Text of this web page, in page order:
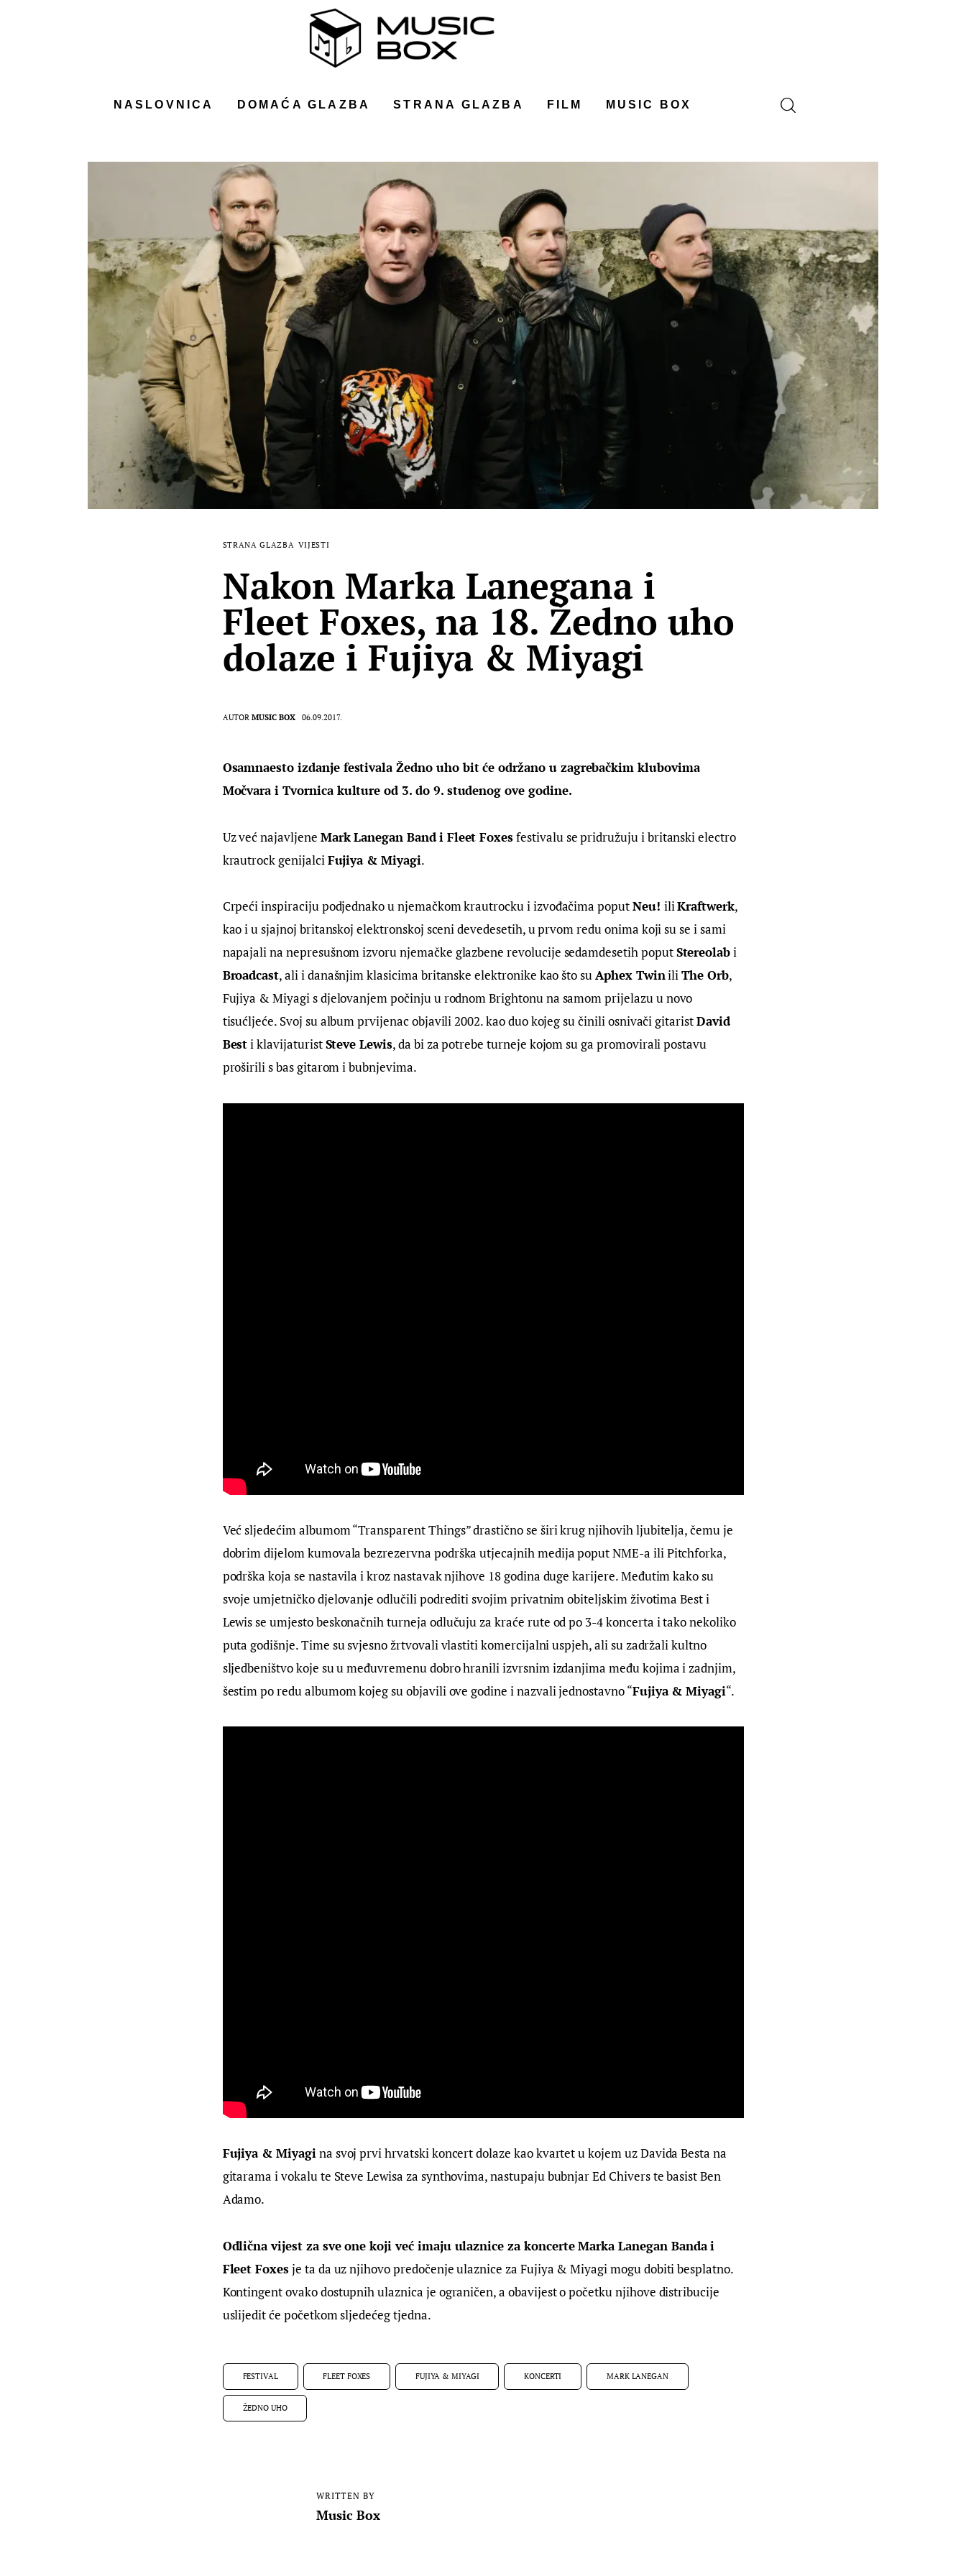
NASLOVNICA DOMAĆA GLAZBA STRANA GLAZBA FILM MUSIC BOX
STRANA GLAZBA VIJESTI
Nakon Marka Lanegana i
Fleet Foxes, na 18. Žedno uho
dolaze i Fujiya & Miyagi
AUTOR MUSIC BOX 06.09.2017.
Osamnaesto izdanje festivala Žedno uho bit će održano u zagrebačkim klubovima
Močvara i Tvornica kulture od 3. do 9. studenog ove godine.
Uz već najavljene Mark Lanegan Bandi Fleet Foxes festivalu se pridružuju i britanski electro
krautrock genijalci Fujiya & Miyagi.
Crpeći inspiraciju podjednako u njemačkom krautrocku i izvođačima poput Neu! ili Kraftwerk,
kao i u sjajnoj britanskoj elektronskoj sceni devedesetih, u prvom redu onima koji su se i sami
napajali na nepresušnom izvoru njemačke glazbene revolucije sedamdesetih poput Stereolab i
Broadcast, ali i današnjim klasicima britanske elektronike kao što su Aphex Twin ili The Orb,
Fujiya & Miyagi s djelovanjem počinju u rodnom Brightonu na samom prijelazu u novo
tisućljeće. Svoj su album prvijenac objavili 2002. kao duo kojeg su činili osnivači gitarist David
Best i klavijaturist Steve Lewis, da bi za potrebe turneje kojom su ga promovirali postavu
proširili s bas gitarom i bubnjevima.
Već sljedećim albumom “Transparent Things” drastično se širi krug njihovih ljubitelja, čemu je
dobrim dijelom kumovala bezrezervna podrška utjecajnih medija poput NME-a ili Pitchforka,
podrška koja se nastavila i kroz nastavak njihove 18 godina duge karijere. Međutim kako su
svoje umjetničko djelovanje odlučili podrediti svojim privatnim obiteljskim životima Best i
Lewis se umjesto beskonačnih turneja odlučuju za kraće rute od po 3-4 koncerta i tako nekoliko
puta godišnje. Time su svjesno žrtvovali vlastiti komercijalni uspjeh, ali su zadržali kultno
sljedbeništvo koje su u međuvremenu dobro hranili izvrsnim izdanjima među kojima i zadnjim,
šestim po redu albumom kojeg su objavili ove godine i nazvali jednostavno “Fujiya & Miyagi“.
Fujiya & Miyagi na svoj prvi hrvatski koncert dolaze kao kvartet u kojem uz Davida Besta na
gitarama i vokalu te Steve Lewisa za synthovima, nastupaju bubnjar Ed Chivers te basist Ben
Adamo.
Odlična vijest za sve one koji već imaju ulaznice za koncerte Marka Lanegan Banda i
Fleet Foxes je ta da uz njihovo predočenje ulaznice za Fujiya & Miyagi mogu dobiti besplatno.
Kontingent ovako dostupnih ulaznica je ograničen, a obavijest o početku njihove distribucije
uslijedit će početkom sljedećeg tjedna.
FESTIVAL FLEET FOXES FUJIYA & MIYAGI KONCERTI MARK LANEGAN
ŽEDNO UHO
WRITTEN BY
Music Box